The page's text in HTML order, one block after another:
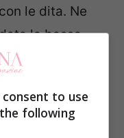
le dita. Ne
la bassa
a varie
che si
una volta
to use
following